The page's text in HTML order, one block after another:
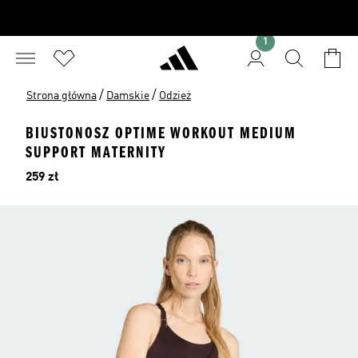
1
Strona główna / Damskie / Odzież
BIUSTONOSZ OPTIME WORKOUT MEDIUM
SUPPORT MATERNITY
Cena
259 zł